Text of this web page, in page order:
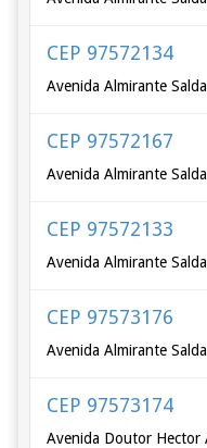
CEP 97572134
Avenida Almirante
CEP 97572167
Avenida Almirante
CEP 97572133
Avenida Almirante
CEP 97573176
Avenida Almirante
CEP 97573174
Avenida Doutor Hector